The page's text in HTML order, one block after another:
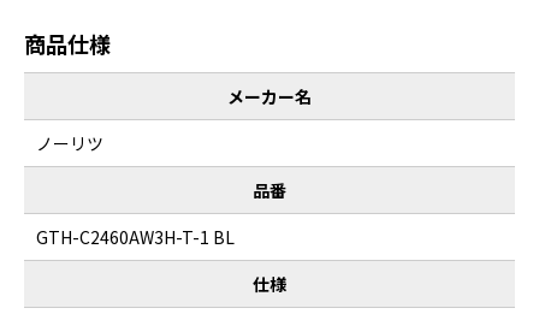
商品仕様
メーカー名
ノーリツ
品番
GTH-C2460AW3H-T-1 BL
仕様